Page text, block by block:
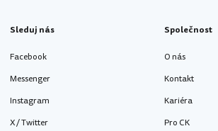
Sleduj nás
Facebook
Messenger
Instagram
X / Twitter
Společnost
O nás
Kontakt
Kariéra
Pro CK